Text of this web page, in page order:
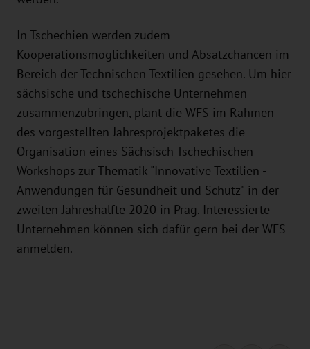
In Tschechien werden zudem
Kooperationsmöglichkeiten und Absatzchancen im
Bereich der Technischen Textilien gesehen. Um hier
sächsische und tschechische Unternehmen
zusammenzubringen, plant die WFS im Rahmen
des vorgestellten Jahresprojektpaketes die
Organisation eines Sächsisch-Tschechischen
Workshops zur Thematik "Innovative Textilien -
Anwendungen für Gesundheit und Schutz" in der
zweiten Jahreshälfte 2020 in Prag. Interessierte
Unternehmen können sich dafür gern bei der WFS
anmelden.